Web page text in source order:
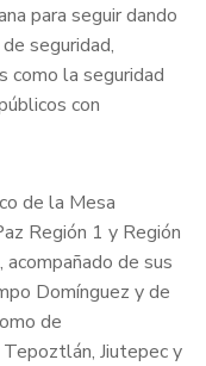
para seguir dando
seguridad,
como la seguridad
con
de la Mesa
Región 1 y Región
de sus
Domínguez y de
de
Jiutepec y